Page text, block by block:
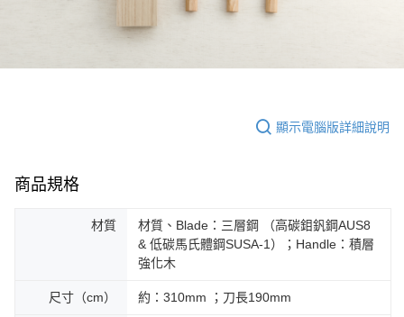
顯示電腦版詳細說明
商品規格
材質
材質、Blade：三層鋼 （高碳鉬釩鋼AUS8
& 低碳馬氏體鋼SUSA-1）；Handle：積層
強化木
尺寸（cm） 約：310mm ；刀長190mm